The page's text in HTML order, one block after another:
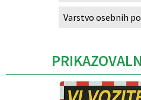
Varstvo osebnih